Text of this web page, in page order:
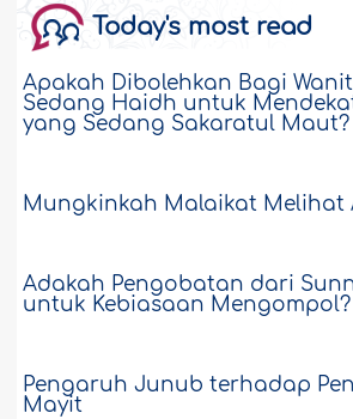
Today's most read
Apakah Dibolehkan Bagi
Sedang Haidh untuk
yang Sedang Sakaratul Maut?
Mungkinkah Malaikat Melihat
Adakah Pengobatan dari
untuk Kebiasaan Mengompol?
Pengaruh Junub terhadap
Mayit